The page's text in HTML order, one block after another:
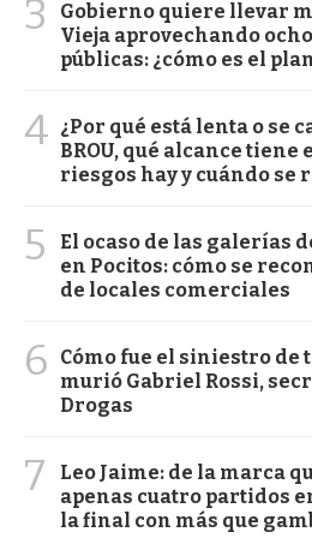
3
Gobierno quiere llevar
Vieja aprovechando
públicas: ¿cómo es el
4 ¿Por qué está lenta o se
BROU, qué alcance tiene
riesgos hay y cuándo se
5
El ocaso de las galerías
en Pocitos: cómo se
de locales comerciales
6
Cómo fue el siniestro de
murió Gabriel Rossi,
Drogas
7
Leo Jaime: de la marca
apenas cuatro partidos
la final con más que